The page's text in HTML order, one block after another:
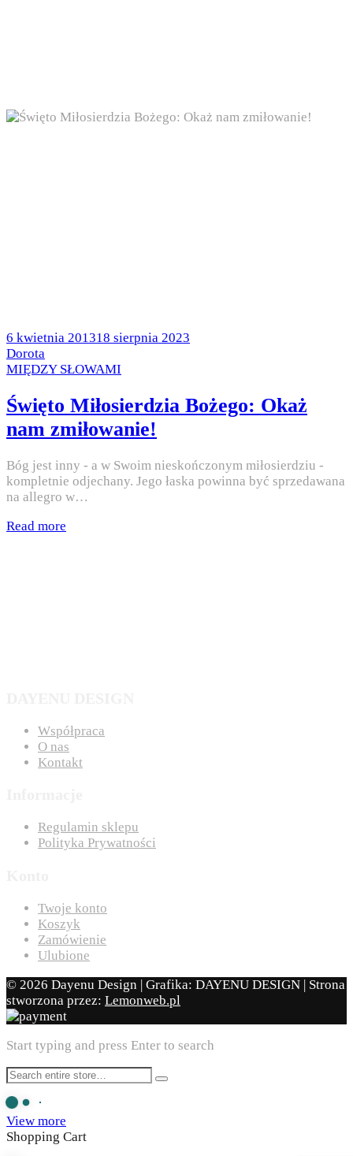
Posted
on
6 kwietnia 201318 sierpnia 2023
by
Dorota
Posted
MIĘDZY SŁOWAMI
Święto Miłosierdzia Bożego: Okaż
nam zmiłowanie!
Bóg jest inny - a w Swoim nieskończonym miłosierdziu -
kompletnie odjechany. Jego łaska powinna być sprzedawana
na allegro w…
Read more
Współpraca
O nas
Kontakt
Regulamin sklepu
Polityka Prywatności
Twoje konto
Koszyk
Zamówienie
Ulubione
© 2026 Dayenu Design | Grafika: DAYENU DESIGN | Strona
stworzona przez: Lemonweb.pl
Start typing and press Enter to search
View more
Shopping Cart